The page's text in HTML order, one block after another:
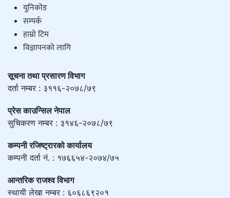
युनिकाेड
सम्पर्क
हाम्राे टिम
विज्ञापनको लागि
सूचना तथा प्रसारण विभाग
दर्ता नम्बर : ३११६-२०७८/७९
प्रेस काउन्सिल नेपाल
सुचिकरण नम्बर : ३१४६-२०७८/७९
कम्पनी रजिष्ट्रारको कार्यालय
कम्पनी दर्ता नं. : १७६६५४-२०७४/७५
आन्तरिक राजश्व विभाग
स्थायी लेखा नम्बर : ६०६८६९२०१